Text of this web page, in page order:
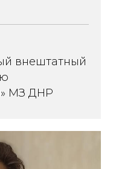
внештатный
МЗ ДНР